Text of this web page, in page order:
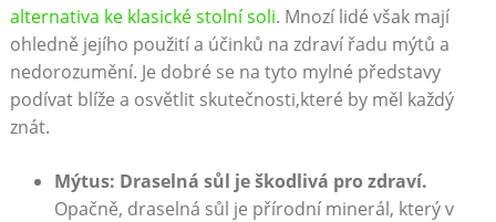
alternativa ke klasické stolní soli. Mnozí lidé však mají
ohledně jejího použití a účinků na zdraví řadu mýtů a
nedorozumění. Je dobré se na tyto mylné představy
podívat blíže a osvětlit skutečnosti,které by měl každý
znát.
Mýtus: Draselná sůl je škodlivá pro zdraví.
Opačně, draselná sůl je přírodní minerál, který v